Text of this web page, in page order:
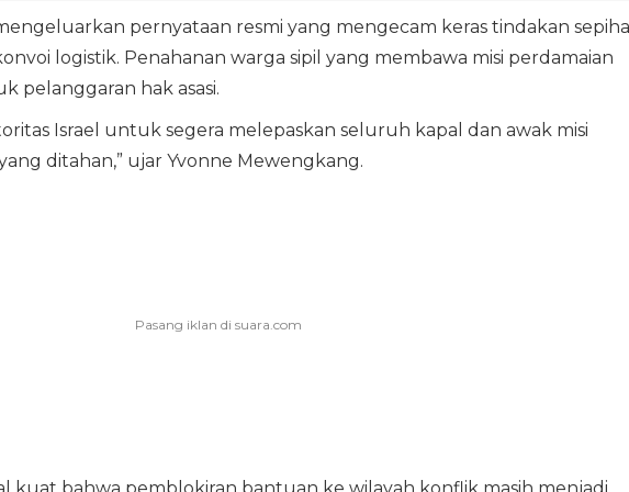
pernyataan resmi yang mengecam keras tindakan
logistik. Penahanan warga sipil yang membawa misi perdamaian
pelanggaran hak asasi.
Israel untuk segera melepaskan seluruh kapal dan awak misi
ditahan,” ujar Yvonne Mewengkang.